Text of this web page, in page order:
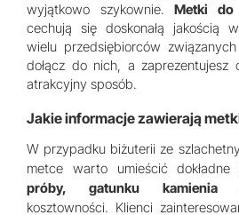
wyjątkowo szykownie.Metki do
cechują się doskonałą jakością
wielu przedsiębiorców
dołącz do nich, a zaprezentujesz
atrakcyjny sposób.
Jakie informacje zawierają
W przypadku biżuterii ze
metce warto umieścić dokładne
próby, gatunku kamienia
kosztowności. Klienci